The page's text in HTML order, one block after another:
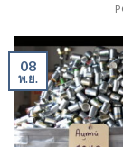
08
พ.ย.